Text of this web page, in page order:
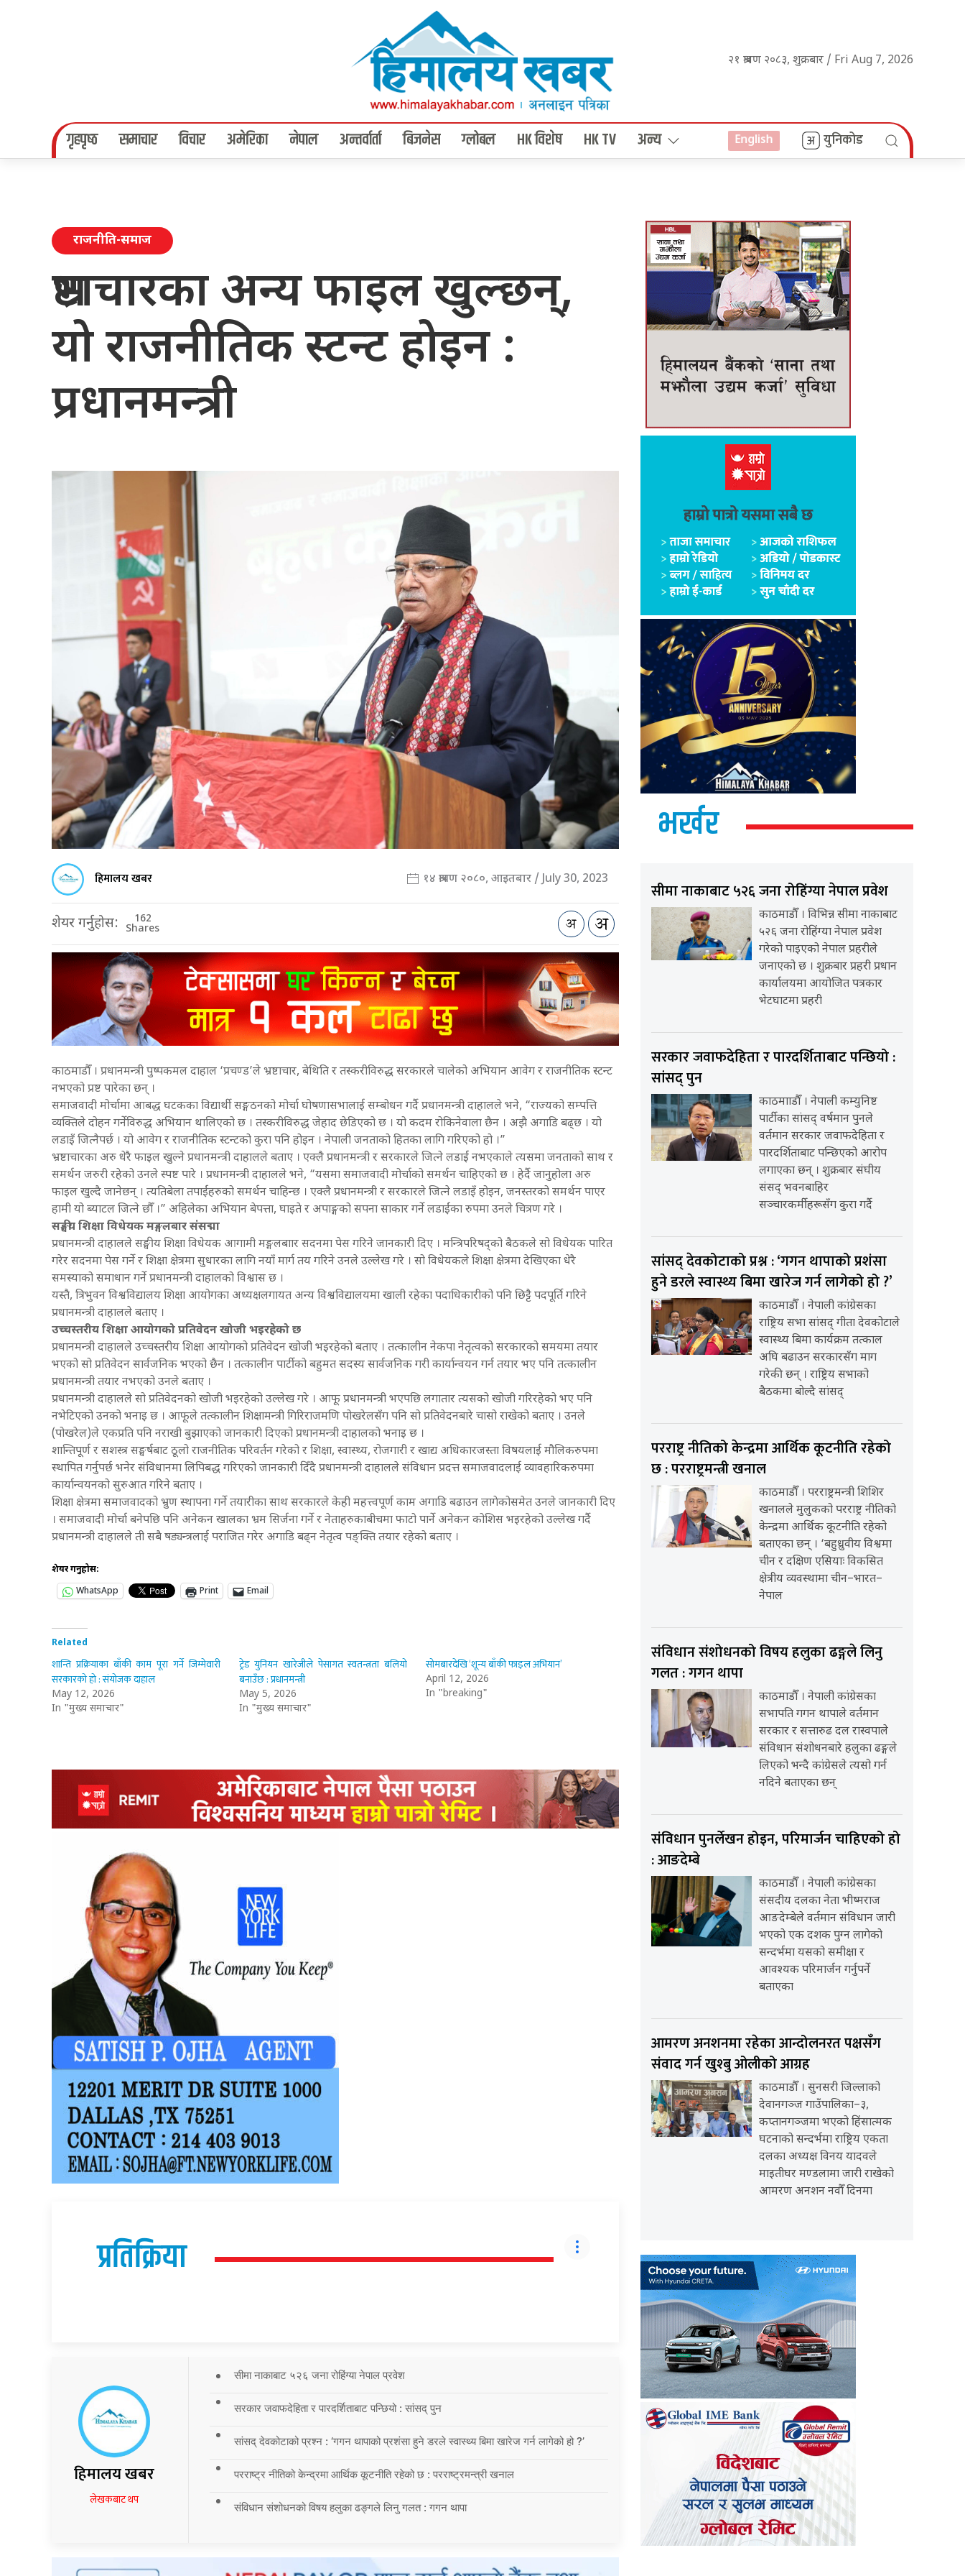
२१ श्रावण २०८३, शुक्रबार / Fri Aug 7, 2026
गृहपृष्‍ठ समाचार विचार अमेरिका नेपाल अन्तर्वार्ता बिजनेस ग्लोबल HK विशेष HK TV अन्य English युनिकोड
राजनीति-समाज
भ्रष्टाचारका अन्य फाइल खुल्छन्,
यो राजनीतिक स्टन्ट होइन :
प्रधानमन्त्री
हिमालय खबर १४ श्रावण २०८०, आइतबार / July 30, 2023
शेयर गर्नुहोस: 162
Shares
काठमाडौँ । प्रधानमन्त्री पुष्पकमल दाहाल ‘प्रचण्ड’ले भ्रष्टाचार, बेथिति र तस्करीविरुद्ध सरकारले चालेको अभियान आवेग र राजनीतिक स्टन्ट
नभएको प्रष्ट पारेका छन् ।
समाजवादी मोर्चामा आबद्ध घटकका विद्यार्थी सङ्गठनको मोर्चा घोषणासभालाई सम्बोधन गर्दै प्रधानमन्त्री दाहालले भने, “राज्यको सम्पत्ति
व्यक्तिले दोहन गर्नेविरुद्ध अभियान थालिएको छ । तस्करीविरुद्ध जेहाद छेडिएको छ । यो कदम रोकिनेवाला छैन । अझै अगाडि बढ्छ । यो
लडाइँ जित्नैपर्छ । यो आवेग र राजनीतिक स्टन्टको कुरा पनि होइन । नेपाली जनताको हितका लागि गरिएको हो ।”
भ्रष्टाचारका अरु धेरै फाइल खुल्ने प्रधानमन्त्री दाहालले बताए । एक्लै प्रधानमन्त्री र सरकारले जित्ने लडाईं नभएकाले त्यसमा जनताको साथ र
समर्थन जरुरी रहेको उनले स्पष्ट पारे । प्रधानमन्त्री दाहालले भने, “यसमा समाजवादी मोर्चाको समर्थन चाहिएको छ । हेर्दै जानुहोला अरु
फाइल खुल्दै जानेछन् । त्यतिबेला तपाईंहरुको समर्थन चाहिन्छ । एक्लै प्रधानमन्त्री र सरकारले जित्ने लडाइँ होइन, जनस्तरको समर्थन पाएर
हामी यो ब्याटल जित्ने छौँ ।” अहिलेका अभियान बेपत्ता, घाइते र अपाङ्गको सपना साकार गर्ने लडाईंका रुपमा उनले चित्रण गरे ।
सङ्घीय शिक्षा विधेयक मङ्गलबार संसद्मा
प्रधानमन्त्री दाहालले सङ्घीय शिक्षा विधेयक आगामी मङ्गलबाार सदनमा पेस गरिने जानकारी दिए । मन्त्रिपरिषद्को बैठकले सो विधेयक पारित
गरेर सदनमा पेस गर्ने र शिक्षा क्षेत्रमा सुधारका लागि नयाँ मार्ग तय गरिने उनले उल्लेख गरे । सो विधेयकले शिक्षा क्षेत्रमा देखिएका धेरै
समस्याको समाधान गर्ने प्रधानमन्त्री दाहालको विश्वास छ ।
यस्तै, त्रिभुवन विश्वविद्यालय शिक्षा आयोगका अध्यक्षलगायत अन्य विश्वविद्यालयमा खाली रहेका पदाधिकारीको पनि छिट्टै पदपूर्ति गरिने
प्रधानमन्त्री दाहालले बताए ।
उच्चस्तरीय शिक्षा आयोगको प्रतिवेदन खोजी भइरहेको छ
प्रधानमन्त्री दाहालले उच्चस्तरीय शिक्षा आयोगको प्रतिवेदन खोजी भइरहेको बताए । तत्कालीन नेकपा नेतृत्वको सरकारको समयमा तयार
भएको सो प्रतिवेदन सार्वजनिक भएको छैन । तत्कालीन पार्टीको बहुमत सदस्य सार्वजनिक गरी कार्यान्वयन गर्न तयार भए पनि तत्कालीन
प्रधानमन्त्री तयार नभएको उनले बताए ।
प्रधानमन्त्री दाहालले सो प्रतिवेदनको खोजी भइरहेको उल्लेख गरे । आफू प्रधानमन्त्री भएपछि लगातार त्यसको खोजी गरिरहेको भए पनि
नभेटिएको उनको भनाइ छ । आफूले तत्कालीन शिक्षामन्त्री गिरिराजमणि पोखरेलसँग पनि सो प्रतिवेदनबारे चासो राखेको बताए । उनले
(पोखरेल)ले एकप्रति पनि नराखी बुझाएको जानकारी दिएको प्रधानमन्त्री दाहालको भनाइ छ ।
शान्तिपूर्ण र सशस्त्र सङ्घर्षबाट ठूलो राजनीतिक परिवर्तन गरेको र शिक्षा, स्वास्थ्य, रोजगारी र खाद्य अधिकारजस्ता विषयलाई मौलिकरुपमा
स्थापित गर्नुपर्छ भनेर संविधानमा लिपिबद्ध गरिएको जानकारी दिँदै प्रधानमन्त्री दाहालले संविधान प्रदत्त समाजवादलाई व्यावहारिकरुपमा
कार्यान्वयनको सुरुआत गरिने बताए ।
शिक्षा क्षेत्रमा समाजवादको भ्रुण स्थापना गर्ने तयारीका साथ सरकारले केही महत्त्वपूर्ण काम अगाडि बढाउन लागेकोसमेत उनले जानकारी दिए
। समाजवादी मोर्चा बनेपछि पनि अनेकन खालका भ्रम सिर्जना गर्ने र नेताहरुकाबीचमा फाटो पार्ने अनेकन कोशिस भइरहेको उल्लेख गर्दै
प्रधानमन्त्री दाहालले ती सबै षड्यन्त्रलाई पराजित गरेर अगाडि बढ्न नेतृत्व पङ्क्ति तयार रहेको बताए ।
शेयर गर्नुहोस:
WhatsApp
Print Email
Related
शान्ति प्रक्रियाका बाँकी काम पूरा गर्ने जिम्मेवारी
सरकारको हो : संयोजक दाहाल
May 12, 2026
In "मुख्य समाचार"
ट्रेड युनियन खारेजीले पेसागत स्वतन्त्रता बलियो
बनाउँछ : प्रधानमन्त्री
May 5, 2026
In "मुख्य समाचार"
सोमबारदेखि ‘शून्य बाँकी फाइल अभियान’
April 12, 2026
In "breaking"
प्रतिक्रिया
हिमालय खबर
लेखकबाट थप
सीमा नाकाबाट ५२६ जना रोहिंग्या नेपाल प्रवेश
सरकार जवाफदेहिता र पारदर्शिताबाट पन्छियो : सांसद् पुन
सांसद् देवकोटाको प्रश्न : ‘गगन थापाको प्रशंसा हुने डरले स्वास्थ्य बिमा खारेज गर्न लागेको हो ?’
परराष्ट्र नीतिको केन्द्रमा आर्थिक कूटनीति रहेको छ : परराष्ट्रमन्त्री खनाल
संविधान संशोधनको विषय हलुका ढङ्गले लिनु गलत : गगन थापा
भर्खर
सीमा नाकाबाट ५२६ जना रोहिंग्या नेपाल प्रवेश
काठमाडौँ । विभिन्न सीमा नाकाबाट
५२६ जना रोहिंग्या नेपाल प्रवेश
गरेको पाइएको नेपाल प्रहरीले
जनाएको छ । शुक्रबार प्रहरी प्रधान
कार्यालयमा आयोजित पत्रकार
भेटघाटमा प्रहरी
सरकार जवाफदेहिता र पारदर्शिताबाट पन्छियो :
सांसद् पुन
काठमााडौँ । नेपाली कम्युनिष्ट
पार्टीका सांसद् वर्षमान पुनले
वर्तमान सरकार जवाफदेहिता र
पारदर्शिताबाट पन्छिएको आरोप
लगाएका छन् । शुक्रबार संघीय
संसद् भवनबाहिर
सञ्चारकर्मीहरूसँग कुरा गर्दै
सांसद् देवकोटाको प्रश्न : ‘गगन थापाको प्रशंसा
हुने डरले स्वास्थ्य बिमा खारेज गर्न लागेको हो ?’
काठमाडौँ । नेपाली कांग्रेसका
राष्ट्रिय सभा सांसद् गीता देवकोटाले
स्वास्थ्य बिमा कार्यक्रम तत्काल
अघि बढाउन सरकारसँग माग
गरेकी छन् । राष्ट्रिय सभाको
बैठकमा बोल्दै सांसद्
परराष्ट्र नीतिको केन्द्रमा आर्थिक कूटनीति रहेको
छ : परराष्ट्रमन्त्री खनाल
काठमाडौँ । परराष्ट्रमन्त्री शिशिर
खनालले मुलुकको परराष्ट्र नीतिको
केन्द्रमा आर्थिक कूटनीति रहेको
बताएका छन् । ‘बहुध्रुवीय विश्वमा
चीन र दक्षिण एसियाः विकसित
क्षेत्रीय व्यवस्थामा चीन–भारत–
नेपाल
संविधान संशोधनको विषय हलुका ढङ्गले लिनु
गलत : गगन थापा
काठमाडौँ । नेपाली कांग्रेसका
सभापति गगन थापाले वर्तमान
सरकार र सत्तारुढ दल रास्वपाले
संविधान संशोधनबारे हलुका ढङ्गले
लिएको भन्दै कांग्रेसले त्यसो गर्न
नदिने बताएका छन्
संविधान पुनर्लेखन होइन, परिमार्जन चाहिएको हो
: आङदेम्बे
काठमाडौँ । नेपाली कांग्रेसका
संसदीय दलका नेता भीष्मराज
आङदेम्बेले वर्तमान संविधान जारी
भएको एक दशक पुग्न लागेको
सन्दर्भमा यसको समीक्षा र
आवश्यक परिमार्जन गर्नुपर्ने
बताएका
आमरण अनशनमा रहेका आन्दोलनरत पक्षसँग
संवाद गर्न खुश्बु ओलीको आग्रह
काठमाडौँ । सुनसरी जिल्लाको
देवानगञ्ज गाउँपालिका–३,
कप्तानगञ्जमा भएको हिंसात्मक
घटनाको सन्दर्भमा राष्ट्रिय एकता
दलका अध्यक्ष विनय यादवले
माइतीघर मण्डलामा जारी राखेको
आमरण अनशन नवौँ दिनमा